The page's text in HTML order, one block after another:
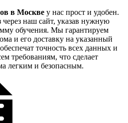
в Москве у нас прост и удобен.
наш сайт, указав нужную
обучения. Мы гарантируем
и его доставку на указанный
точность всех данных и
требованиям, что сделает
легким и безопасным.